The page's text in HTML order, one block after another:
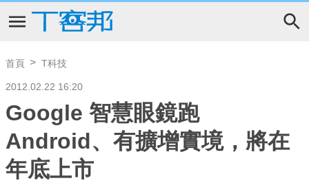
首頁 T科技
2012.02.22 16:20
Google 智慧眼鏡跑
Android、有擴增實境，將在
年底上市